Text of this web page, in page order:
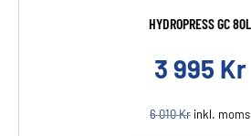
HYDROPRESS GC 80L
3 995 Kr
6 010Kr inkl. moms